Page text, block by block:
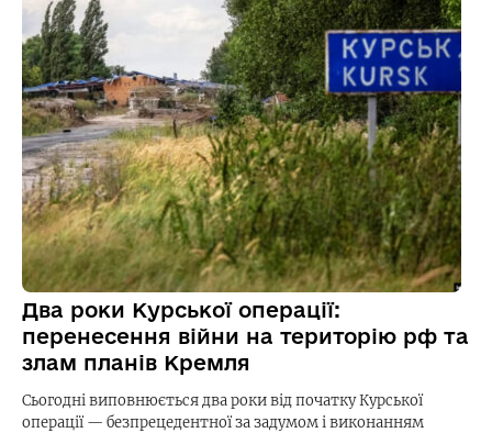
Два роки Курської операції:
перенесення війни на територію рф та
злам планів Кремля
Сьогодні виповнюється два роки від початку Курської
операції — безпрецедентної за задумом і виконанням